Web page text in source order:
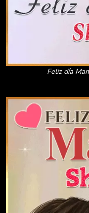
Feliz día